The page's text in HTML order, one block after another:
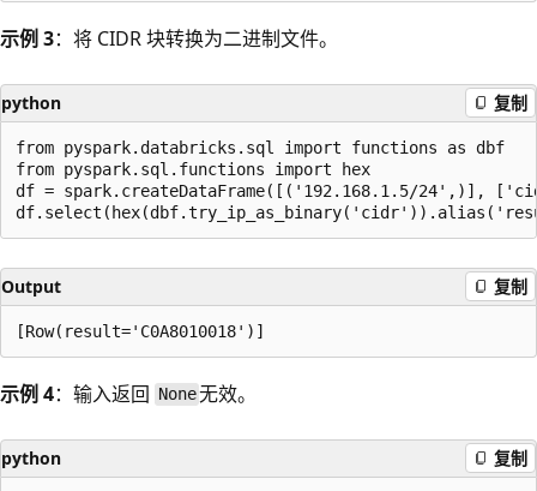
示例 3：将 CIDR 块转换为二进制文件。
python 复制
from pyspark.databricks.sql import functions as dbf
from pyspark.sql.functions import hex
df = spark.createDataFrame([('192.168.1.5/24',)],
Output 复制
示例 4：输入返回 None无效。
python 复制